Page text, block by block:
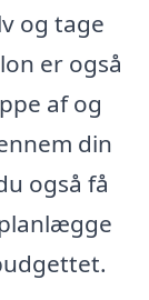
og tage
er også
af og
din
også få